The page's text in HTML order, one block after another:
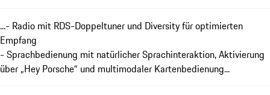
...- Radio mit RDS-Doppeltuner und Diversity für optimierten
Empfang
- Sprachbedienung mit natürlicher Sprachinteraktion, Aktivierung
über „Hey Porsche“ und multimodaler Kartenbedienung...